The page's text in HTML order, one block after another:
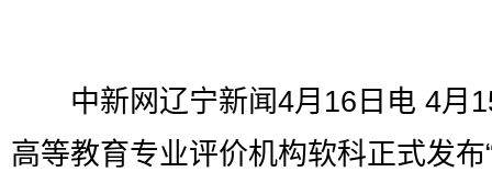
中新网辽宁新闻4月16日电 4月
高等教育专业评价机构软科正式发布